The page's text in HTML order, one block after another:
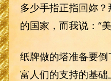
多少手指正指回妳
的国家，而我说：“
纸牌做的塔准备要
富人们的支持的基